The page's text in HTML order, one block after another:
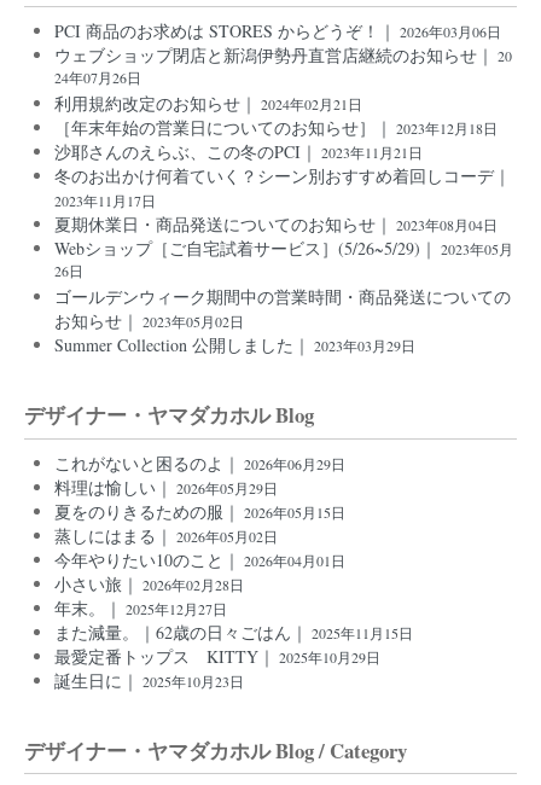
PCI 商品のお求めは STORES からどうぞ！｜ 2026年03月06日
ウェブショップ閉店と新潟伊勢丹直営店継続のお知らせ｜ 20
24年07月26日
利用規約改定のお知らせ｜ 2024年02月21日
［年末年始の営業日についてのお知らせ］｜ 2023年12月18日
沙耶さんのえらぶ、この冬のPCI｜ 2023年11月21日
冬のお出かけ何着ていく？シーン別おすすめ着回しコーデ｜
2023年11月17日
夏期休業日・商品発送についてのお知らせ｜ 2023年08月04日
Webショップ［ご自宅試着サービス］(5/26~5/29)｜ 2023年05月
26日
ゴールデンウィーク期間中の営業時間・商品発送についての
お知らせ｜ 2023年05月02日
Summer Collection 公開しました｜ 2023年03月29日
デザイナー・ヤマダカホル Blog
これがないと困るのよ｜ 2026年06月29日
料理は愉しい｜ 2026年05月29日
夏をのりきるための服｜ 2026年05月15日
蒸しにはまる｜ 2026年05月02日
今年やりたい10のこと｜ 2026年04月01日
小さい旅｜ 2026年02月28日
年末。｜ 2025年12月27日
また減量。｜62歳の日々ごはん｜ 2025年11月15日
最愛定番トップス KITTY｜ 2025年10月29日
誕生日に｜ 2025年10月23日
デザイナー・ヤマダカホル Blog / Category